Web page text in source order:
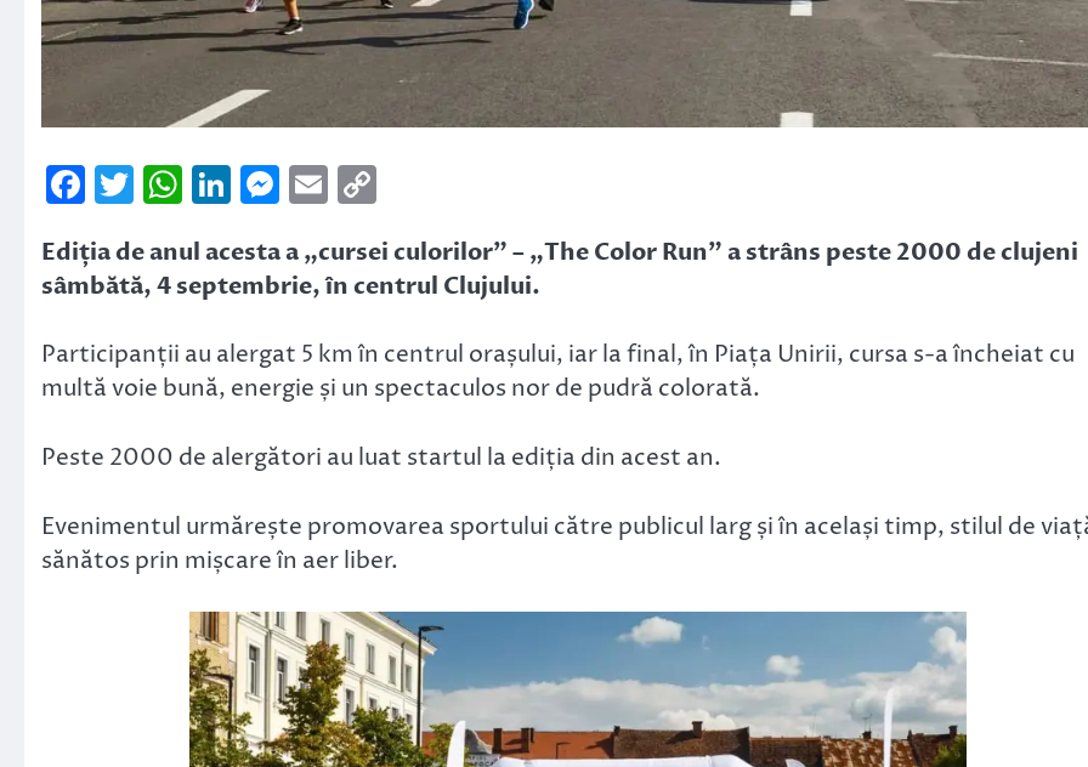
Facebook
Twitter
WhatsApp
LinkedIn
Messenger
Email
Ediția de anul acesta a „cursei culorilor” – „The Color Run” a strâns peste 2000 de clujeni
sâmbătă, 4 septembrie, în centrul Clujului.
Participanții au alergat 5 km în centrul orașului, iar la final, în Piața Unirii, cursa s-a încheiat cu
multă voie bună, energie și un spectaculos nor de pudră colorată.
Peste 2000 de alergători au luat startul la ediția din acest an.
Evenimentul urmărește promovarea sportului către publicul larg și în același timp, stilul de
sănătos prin mișcare în aer liber.